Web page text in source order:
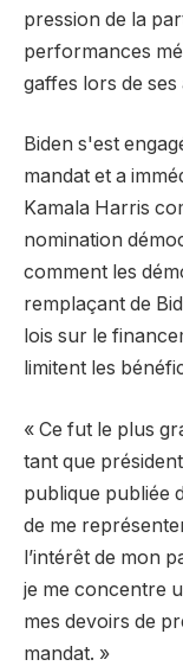
pression de la
performances
gaffes lors de
Biden s'est
mandat et a
Kamala Harris
nomination
comment les
remplaçant de
lois sur le
limitent les
« Ce fut le plus
tant que
publique publiée
de me
l’intérêt de mon
je me concentre
mes devoirs de
mandat. »